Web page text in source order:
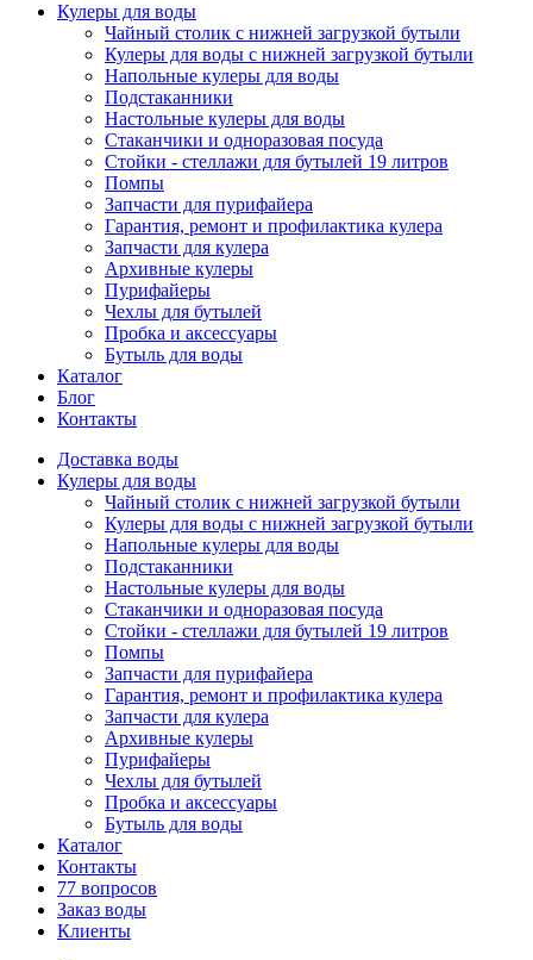
Кулеры для воды
Чайный столик с нижней загрузкой бутыли
Кулеры для воды с нижней загрузкой бутыли
Напольные кулеры для воды
Подстаканники
Настольные кулеры для воды
Стаканчики и одноразовая посуда
Стойки - стеллажи для бутылей 19 литров
Помпы
Запчасти для пурифайера
Гарантия, ремонт и профилактика кулера
Запчасти для кулера
Архивные кулеры
Пурифайеры
Чехлы для бутылей
Пробка и аксессуары
Бутыль для воды
Каталог
Блог
Контакты
Доставка воды
Кулеры для воды
Чайный столик с нижней загрузкой бутыли
Кулеры для воды с нижней загрузкой бутыли
Напольные кулеры для воды
Подстаканники
Настольные кулеры для воды
Стаканчики и одноразовая посуда
Стойки - стеллажи для бутылей 19 литров
Помпы
Запчасти для пурифайера
Гарантия, ремонт и профилактика кулера
Запчасти для кулера
Архивные кулеры
Пурифайеры
Чехлы для бутылей
Пробка и аксессуары
Бутыль для воды
Каталог
Контакты
77 вопросов
Заказ воды
Клиенты